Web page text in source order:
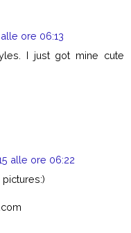
ore 06:13
I just got mine cute
alle ore 06:22